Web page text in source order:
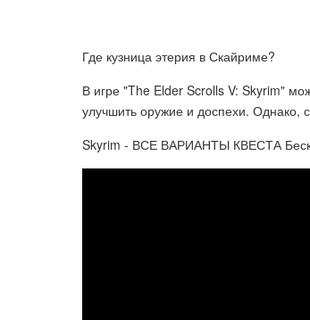
Где кузница этерия в Скайриме?
В игре "The Elder Scrolls V: Skyrim"
улучшить оружие и доспехи. Однако,
Skyrim - ВСЕ ВАРИАНТЫ КВЕСТА